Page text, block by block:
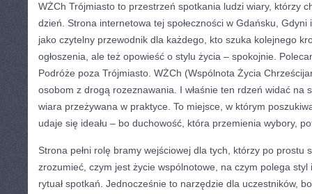
WŻCh Trójmiasto to przestrzeń spotkania ludzi wiary, którzy
dzień. Strona internetowa tej społeczności w Gdańsku, Gdyni
jako czytelny przewodnik dla każdego, kto szuka kolejnego
ogłoszenia, ale też opowieść o stylu życia – spokojnie.
Podróże poza Trójmiasto. WŻCh (Wspólnota Życia
osobom z drogą rozeznawania. I właśnie ten rdzeń widać na
wiara przeżywana w praktyce. To miejsce, w którym
udaje się ideału – bo duchowość, która przemienia wybory,
Strona pełni rolę bramy wejściowej dla tych, którzy po prostu
zrozumieć, czym jest życie wspólnotowe, na czym polega
rytuał spotkań. Jednocześnie to narzędzie dla uczestników,